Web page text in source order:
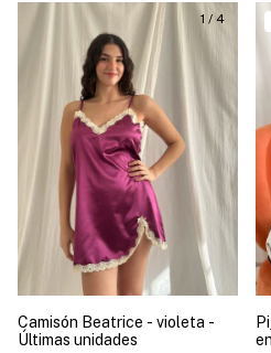
1 / 4
Camisón Beatrice - violeta -
Últimas unidades